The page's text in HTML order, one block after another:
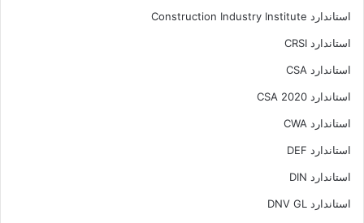
استاندارد Construction Industry Institute
استاندارد CRSI
استاندارد CSA
استاندارد CSA 2020
استاندارد CWA
استاندارد DEF
استاندارد DIN
استاندارد DNV GL